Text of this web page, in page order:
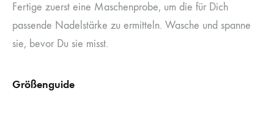
Fertige zuerst eine Maschenprobe, um die für Dich
passende Nadelstärke zu ermitteln. Wasche und spanne
sie, bevor Du sie misst.
Größenguide